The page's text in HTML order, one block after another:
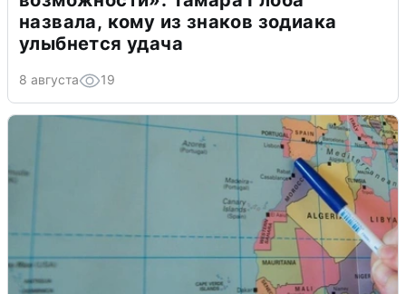
назвала, кому из знаков зодиака
улыбнется удача
8 августа 19